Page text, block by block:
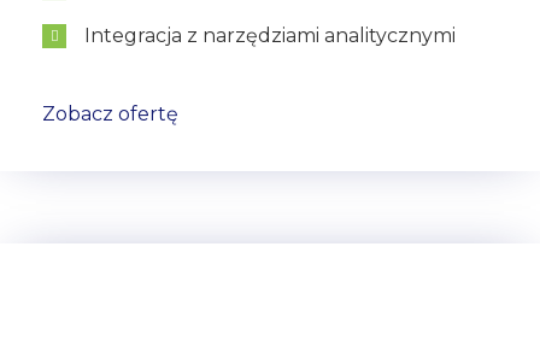
Integracja z narzędziami analitycznymi
Zobacz ofertę